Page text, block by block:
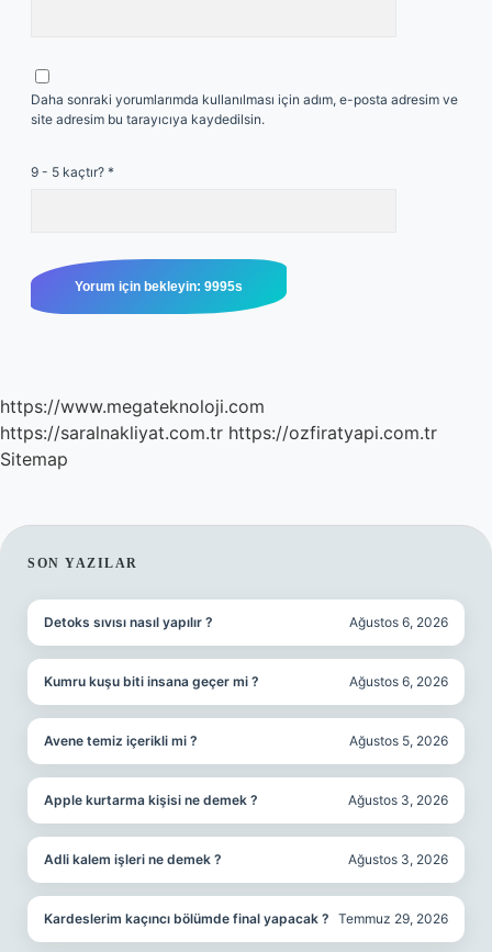
Daha sonraki yorumlarımda kullanılması için adım, e-posta adresim ve
site adresim bu tarayıcıya kaydedilsin.
9 - 5 kaçtır? *
https://www.megateknoloji.com
https://saralnakliyat.com.tr https://ozfiratyapi.com.tr
Sitemap
SIDEBAR
SON YAZILAR
Detoks sıvısı nasıl yapılır ? Ağustos 6, 2026
Kumru kuşu biti insana geçer mi ? Ağustos 6, 2026
Avene temiz içerikli mi ? Ağustos 5, 2026
Apple kurtarma kişisi ne demek ? Ağustos 3, 2026
Adli kalem işleri ne demek ? Ağustos 3, 2026
Kardeslerim kaçıncı bölümde final yapacak ? Temmuz 29, 2026